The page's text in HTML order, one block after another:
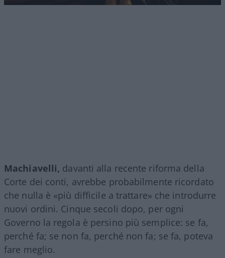
Machiavelli, davanti alla recente riforma della
Corte dei conti, avrebbe probabilmente ricordato
che nulla è «più difficile a trattare» che introdurre
nuovi ordini. Cinque secoli dopo, per ogni
Governo la regola è persino più semplice: se fa,
perché fa; se non fa, perché non fa; se fa, poteva
fare meglio.